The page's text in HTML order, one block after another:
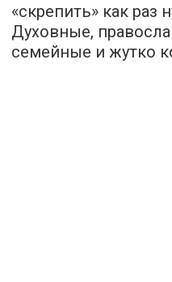
«скрепить» как раз
Духовные,
семейные и жутко